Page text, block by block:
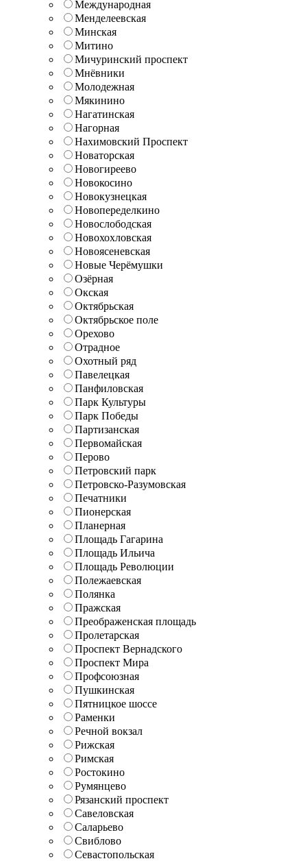
Международная
Менделеевская
Минская
Митино
Мичуринский проспект
Мнёвники
Молодежная
Мякинино
Нагатинская
Нагорная
Нахимовский Проспект
Новаторская
Новогиреево
Новокосино
Новокузнецкая
Новопеределкино
Новослободская
Новохохловская
Новоясеневская
Новые Черёмушки
Озёрная
Окская
Октябрьская
Октябрьское поле
Орехово
Отрадное
Охотный ряд
Павелецкая
Панфиловская
Парк Культуры
Парк Победы
Партизанская
Первомайская
Перово
Петровский парк
Петровско-Разумовская
Печатники
Пионерская
Планерная
Площадь Гагарина
Площадь Ильича
Площадь Революции
Полежаевская
Полянка
Пражская
Преображенская площадь
Пролетарская
Проспект Вернадского
Проспект Мира
Профсоюзная
Пушкинская
Пятницкое шоссе
Раменки
Речной вокзал
Рижская
Римская
Ростокино
Румянцево
Рязанский проспект
Савеловская
Саларьево
Свиблово
Севастопольская